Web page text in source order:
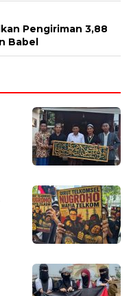
Pengiriman 3,88
Babel